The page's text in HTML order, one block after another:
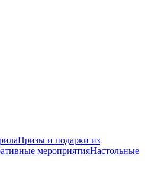
Призы и подарки из
мероприятияНастольные